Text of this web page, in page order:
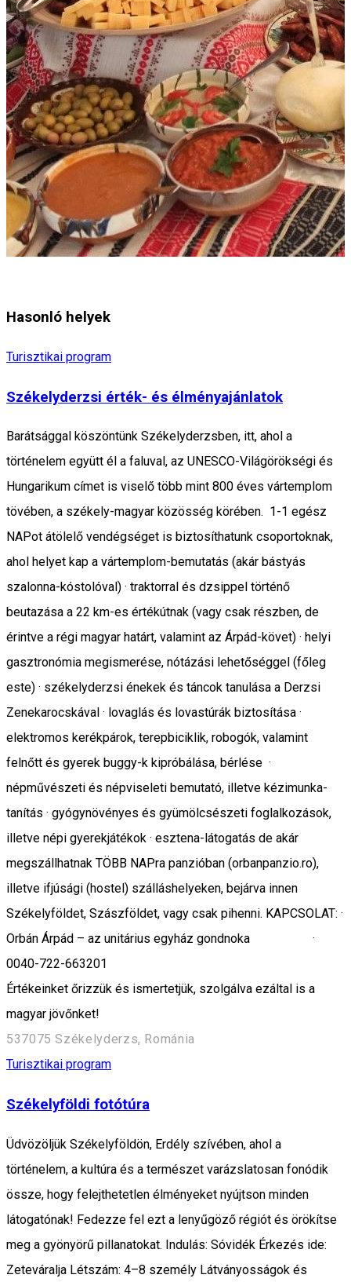
Hasonló helyek
Turisztikai program
Székelyderzsi érték- és élményajánlatok
Barátsággal köszöntünk Székelyderzsben, itt, ahol a
történelem együtt él a faluval, az UNESCO-Világörökségi és
Hungarikum címet is viselő több mint 800 éves vártemplom
tövében, a székely-magyar közösség körében. 1-1 egész
NAPot átölelő vendégséget is biztosíthatunk csoportoknak,
ahol helyet kap a vártemplom-bemutatás (akár bástyás
szalonna-kóstolóval) · traktorral és dzsippel történő
beutazása a 22 km-es értékútnak (vagy csak részben, de
érintve a régi magyar határt, valamint az Árpád-követ) · helyi
gasztronómia megismerése, nótázási lehetőséggel (főleg
este) · székelyderzsi énekek és táncok tanulása a Derzsi
Zenekarocskával · lovaglás és lovastúrák biztosítása ·
elektromos kerékpárok, terepbiciklik, robogók, valamint
felnőtt és gyerek buggy-k kipróbálása, bérlése ·
népművészeti és népviseleti bemutató, illetve kézimunka-
tanítás · gyógynövényes és gyümölcsészeti foglalkozások,
illetve népi gyerekjátékok · esztena-látogatás de akár
megszállhatnak TÖBB NAPra panzióban (orbanpanzio.ro),
illetve ifjúsági (hostel) szálláshelyeken, bejárva innen
Székelyföldet, Szászföldet, vagy csak pihenni. KAPCSOLAT: ·
Orbán Árpád – az unitárius egyház gondnoka ·
0040-722-663201
Értékeinket őrizzük és ismertetjük, szolgálva ezáltal is a
magyar jövőnket!
537075 Székelyderzs, Románia
Turisztikai program
Székelyföldi fotótúra
Üdvözöljük Székelyföldön, Erdély szívében, ahol a
történelem, a kultúra és a természet varázslatosan fonódik
össze, hogy felejthetetlen élményeket nyújtson minden
látogatónak! Fedezze fel ezt a lenyűgöző régiót és örökítse
meg a gyönyörű pillanatokat. Indulás: Sóvidék Érkezés ide:
Zeteváralja Létszám: 4–8 személy Látványosságok és